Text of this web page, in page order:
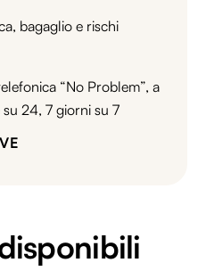
bagaglio e rischi
“No Problem”, a
24, 7 giorni su 7